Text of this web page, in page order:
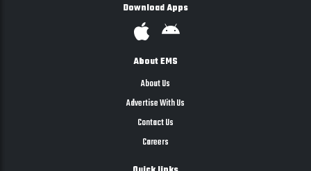
Download Apps
About EMS
About Us
Advertise With Us
Contact Us
Careers